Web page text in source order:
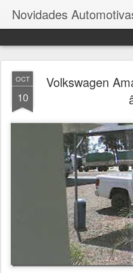
Novidades
OCT
10
Volkswagen